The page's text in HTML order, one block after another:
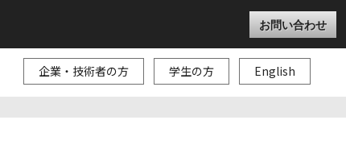
お問い合わせ
English
学生の方
企業・技術者の方